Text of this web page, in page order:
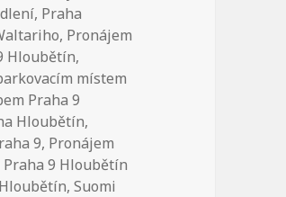
, Praha
, Pronájem
Hloubětín,
místem
Praha 9
Hloubětín,
9, Pronájem
9 Hloubětín
,Suomi